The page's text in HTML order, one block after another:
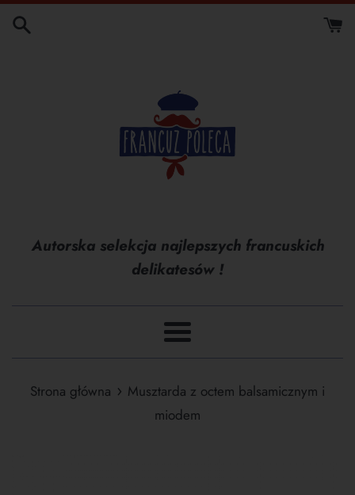
Przejdź
do
Autorska selekcja najlepszych francuskich
delikatesów !
Menu
Strona główna › Musztarda z octem balsamicznym i
miodem